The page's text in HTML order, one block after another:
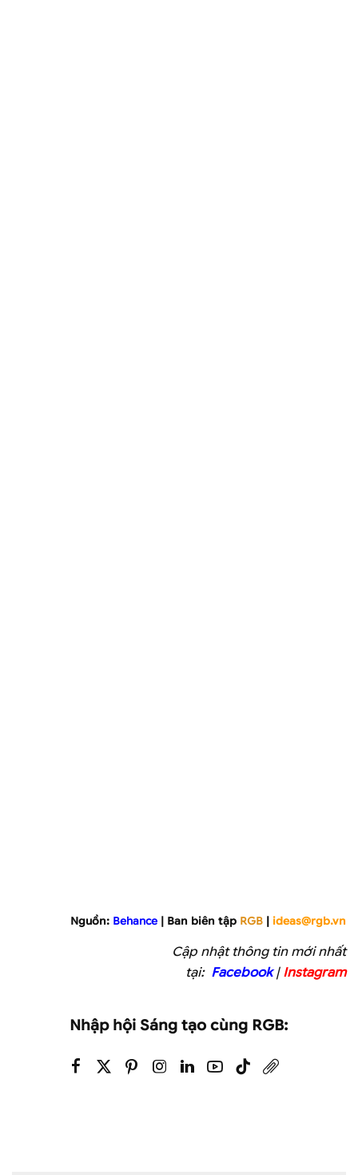
Nguồn: Behance | Ban biên tập RGB | ideas@rgb.vn
Cập nhật thông tin mới nhất
tại: Facebook | Instagram
Nhập hội Sáng tạo cùng RGB: